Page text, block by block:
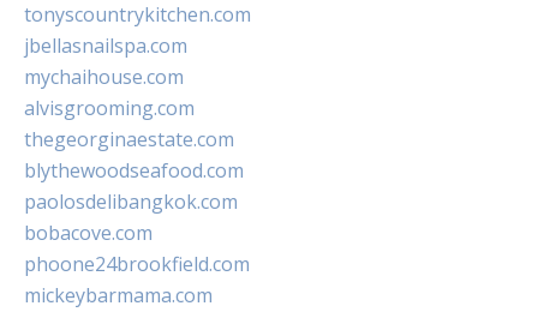
tonyscountrykitchen.com
jbellasnailspa.com
mychaihouse.com
alvisgrooming.com
thegeorginaestate.com
blythewoodseafood.com
paolosdelibangkok.com
bobacove.com
phoone24brookfield.com
mickeybarmama.com